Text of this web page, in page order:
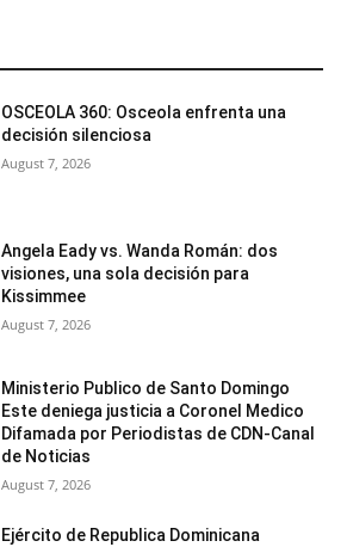
OSCEOLA 360: Osceola enfrenta una
decisión silenciosa
August 7, 2026
Angela Eady vs. Wanda Román: dos
visiones, una sola decisión para
Kissimmee
August 7, 2026
Ministerio Publico de Santo Domingo
Este deniega justicia a Coronel Medico
Difamada por Periodistas de CDN-Canal
de Noticias
August 7, 2026
Ejército de Republica Dominicana